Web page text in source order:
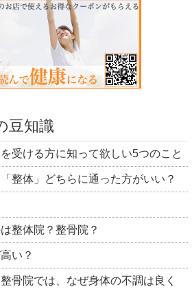
豆知識
受ける方に知って欲しい5つのこと
整体」どちらに通った方がいい？
整体院？整骨院？
い？
骨院では、なぜ身体の不調は良く